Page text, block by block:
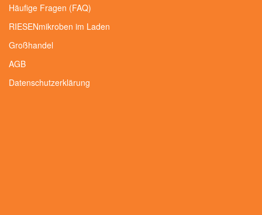
Häufige Fragen (FAQ)
RIESENmikroben im Laden
Großhandel
AGB
Datenschutzerklärung